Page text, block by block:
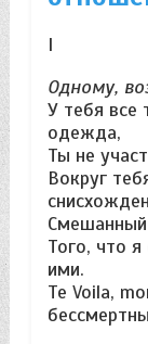
I
Одному,
У тебя все
одежда,
Ты не
Вокруг
Того, что
ими.
Te Voila,